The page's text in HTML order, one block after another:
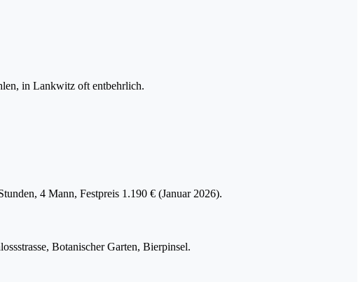
in Lankwitz oft entbehrlich.
4 Mann, Festpreis 1.190 € (Januar 2026).
Botanischer Garten, Bierpinsel.